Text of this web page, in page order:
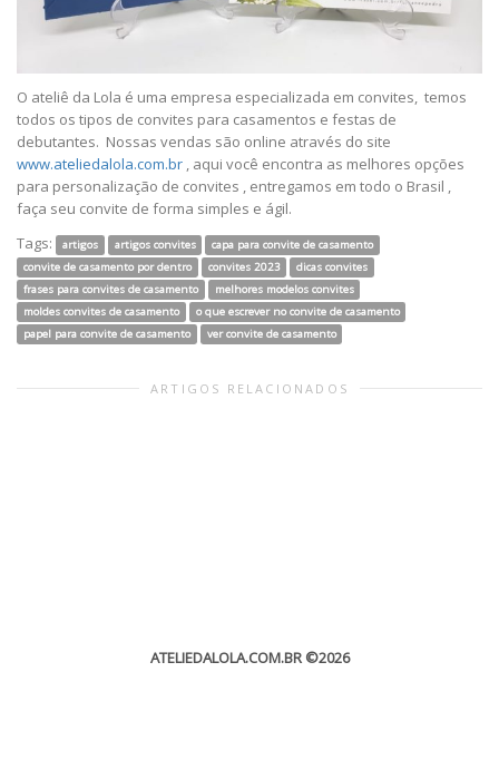
O ateliê da Lola é uma empresa especializada em convites, temos
todos os tipos de convites para casamentos e festas de
debutantes. Nossas vendas são online através do site
www.ateliedalola.com.br , aqui você encontra as melhores opções
para personalização de convites , entregamos em todo o Brasil ,
faça seu convite de forma simples e ágil.
Tags:
artigos artigos convites
capa para convite de casamento
convite de casamento por dentro
convites 2023
dicas convites
frases para convites de casamento
melhores modelos convites
moldes convites de casamento
o que escrever no convite de casamento
papel para convite de casamento
ver convite de casamento
ARTIGOS RELACIONADOS
ATELIEDALOLA.COM.BR©2026